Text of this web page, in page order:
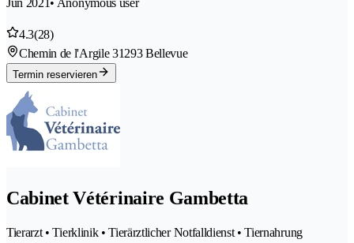
Jun 2021• Anonymous user
4.3(28)
Chemin de l'Argile 31293 Bellevue
Termin reservieren
Cabinet Vétérinaire Gambetta
Tierarzt • Tierklinik • Tierärztlicher Notfalldienst • Tiernahrung